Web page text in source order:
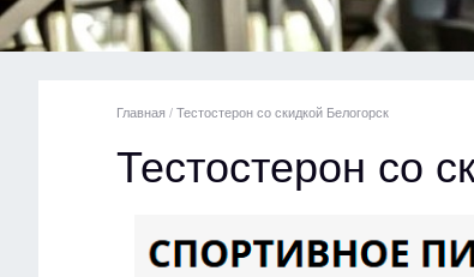
Главная / Тестостерон со скидкой Белогорск
Тестостерон со